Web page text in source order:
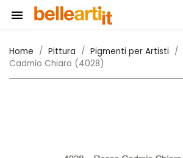

Home Pittura Pigmenti per Artisti
Cadmio Chiaro (4028)